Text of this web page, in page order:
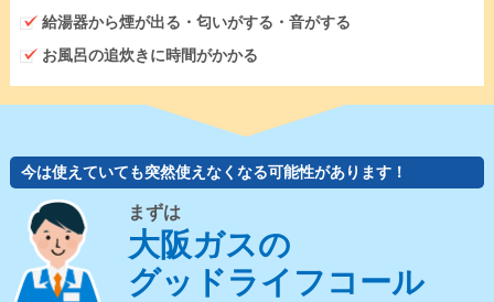
給湯器から煙が出る・匂いがする・音がする
お風呂の追炊きに時間がかかる
今は使えていても突然使えなくなる可能性があります！
まずは
大阪ガスの
グッドライフコール